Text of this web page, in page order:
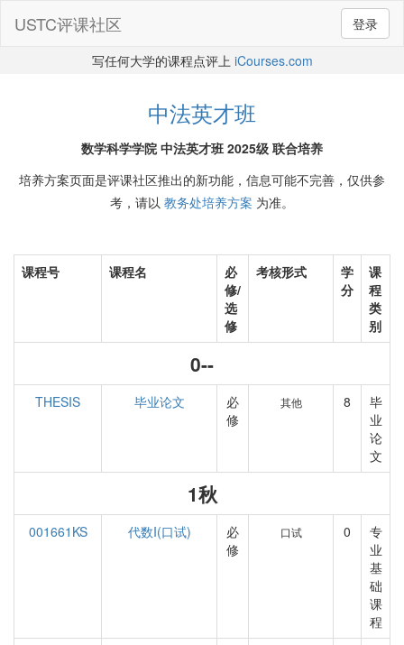
登录
USTC评课社区
写任何大学的课程点评上 iCourses.com
中法英才班
数学科学学院 中法英才班 2025级 联合培养
培养方案页面是评课社区推出的新功能，信息可能不完善，仅供参
考，请以 教务处培养方案 为准。
课程号 课程名
必
修/
选
修
考核形式
学
分
课
程
类
别
0--
THESIS 毕业论文
必
修
其他 8
毕
业
论
文
1秋
001661KS 代数I(口试)
必
修
口试 0
专
业
基
础
课
程